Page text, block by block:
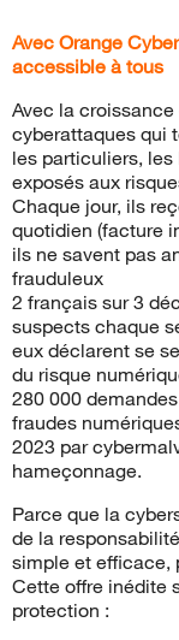
Avec Orange
accessible à tous
Avec la
cyberattaques qui
les particuliers,
exposés aux
Chaque jour, ils
quotidien (facture
ils ne savent pas
frauduleux
2 français sur 3
suspects chaque
eux déclarent se
du risque
280 000
fraudes
2023 par
hameçonnage.
Parce que la
de la
simple et efficace,
Cette offre inédite
protection :